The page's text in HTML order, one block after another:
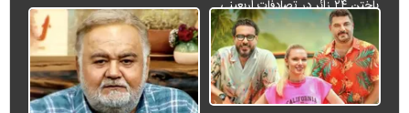
باختن ۲۴ زائر در تصادفات اربعینی